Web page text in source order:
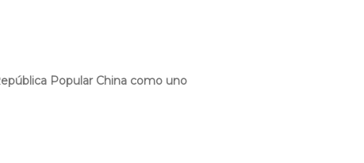
Popular China como uno